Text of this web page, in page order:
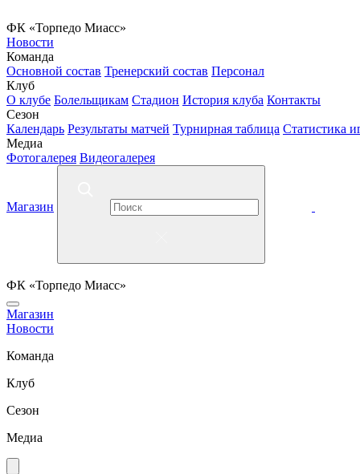
ФК «Торпедо Миасс»
Новости
Команда
Основной состав Тренерский состав Персонал
Клуб
О клубе Болельщикам Стадион История клуба Контакты
Сезон
Календарь Результаты матчей Турнирная таблица Статистика
Медиа
Фотогалерея Видеогалерея
Магазин
ФК «Торпедо Миасс»
Магазин
Новости
Команда
Клуб
Сезон
Медиа